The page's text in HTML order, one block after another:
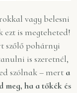
vagy belesni
is megteheted!
szőlő pohárnyi
is szeretnél,
szólnak – mert a
ha a tőkék és